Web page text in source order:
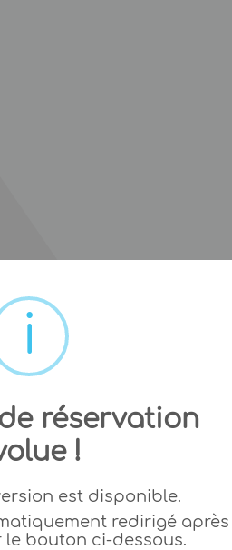
réservation
!
est disponible.
redirigé après
bouton ci-dessous.